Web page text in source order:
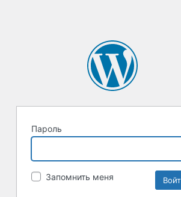
Пароль
Запомнить меня